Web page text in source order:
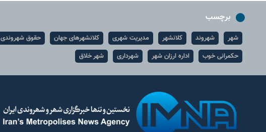
برچسب
شهر شهروند کلانشهر مدیریت شهری کلانشهرهای جهان حقوق شهروندی
حکمرانی خوب
اداره ارزان شهر شهرداری شهر خلاق